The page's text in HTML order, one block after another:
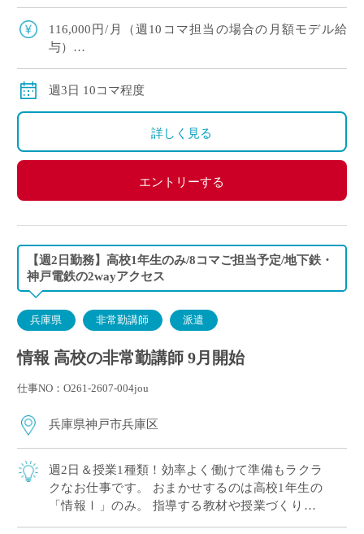
盛んな学校でのご勤務です
116,000円/月（週10コマ担当の場合の月額モデル給
与）
月途中から勤務を開始した場合は、その月の給与は日
週3日 10コマ程度
詳しく見る
エントリーする
【週2日勤務】高校1年生のみ/8コマご担当予定/地下鉄・
神戸電鉄の2wayアクセス
兵庫県 非常勤講師 派遣
情報 高校の非常勤講師 9月開始
仕事NO：O261-2607-004jou
兵庫県神戸市兵庫区
週2日＆授業1種類！効率よく働けて準備もラクラ
クなお仕事です。 おまかせするのは高校1年生の
「情報Ⅰ」のみ。 指導する教材や授業づくりが1